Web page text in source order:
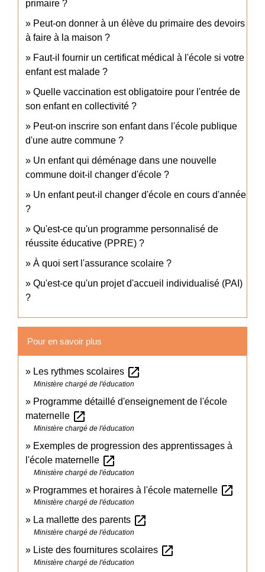
primaire ?
Peut-on donner à un élève du primaire des devoirs
à faire à la maison ?
Faut-il fournir un certificat médical à l'école si votre
enfant est malade ?
Quelle vaccination est obligatoire pour l'entrée de
son enfant en collectivité ?
Peut-on inscrire son enfant dans l'école publique
d'une autre commune ?
Un enfant qui déménage dans une nouvelle
commune doit-il changer d'école ?
Un enfant peut-il changer d'école en cours d'année
?
Qu'est-ce qu'un programme personnalisé de
réussite éducative (PPRE) ?
À quoi sert l'assurance scolaire ?
Qu'est-ce qu'un projet d'accueil individualisé (PAI)
?
Pour en savoir plus
Les rythmes scolaires open_in_new
Ministère chargé de l'éducation
Programme détaillé d'enseignement de l'école
maternelle open_in_new
Ministère chargé de l'éducation
Exemples de progression des apprentissages à
l'école maternelle open_in_new
Ministère chargé de l'éducation
Programmes et horaires à l'école maternelle open_in_new
Ministère chargé de l'éducation
La mallette des parents open_in_new
Ministère chargé de l'éducation
Liste des fournitures scolaires open_in_new
Ministère chargé de l'éducation